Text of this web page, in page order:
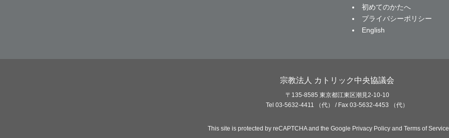
初めてのかたへ
プライバシーポリシー
English
宗教法人 カトリック中央協議会
〒135-8585 東京都江東区潮見2-10-10
Tel 03-5632-4411 （代） / Fax 03-5632-4453 （代）
This site is protected by reCAPTCHA and the Google Privacy Policy and Terms of Service